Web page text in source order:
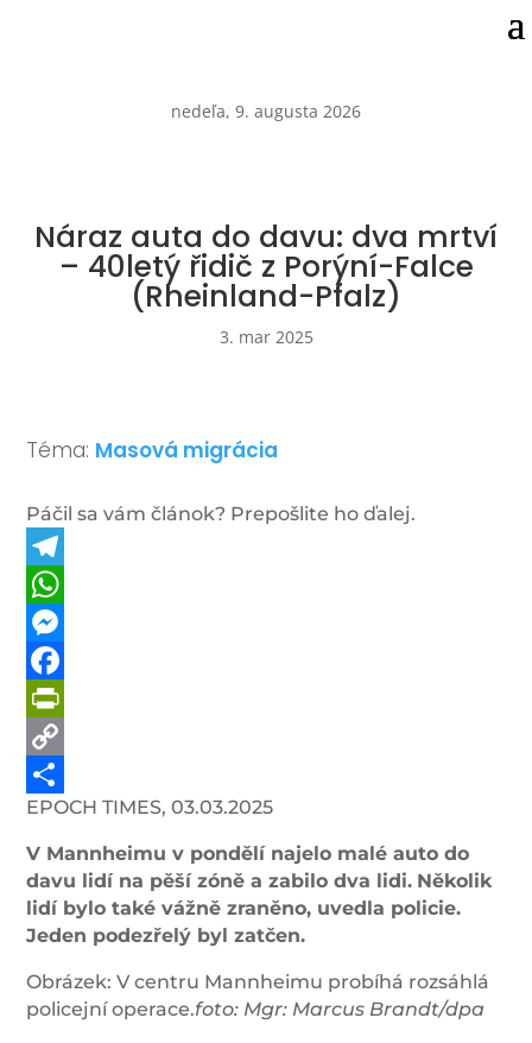
nedeľa, 9. augusta 2026
Náraz auta do davu: dva mrtví
– 40letý řidič z Porýní-Falce
(Rheinland-Pfalz)
3. mar 2025
Téma: Masová migrácia
Páčil sa vám článok? Prepošlite ho ďalej.
Telegram
WhatsApp
Messenger
Facebook
PrintFriendly
Copy
Link
Share
EPOCH TIMES, 03.03.2025
V Mannheimu v pondělí najelo malé auto do
davu lidí na pěší zóně a zabilo dva lidi. Několik
lidí bylo také vážně zraněno, uvedla policie.
Jeden podezřelý byl zatčen.
Obrázek: V centru Mannheimu probíhá rozsáhlá
policejní operace.foto: Mgr: Marcus Brandt/dpa